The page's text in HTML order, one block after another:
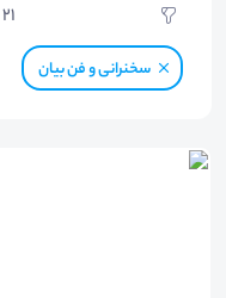
21
سخنرانی و فن بیان